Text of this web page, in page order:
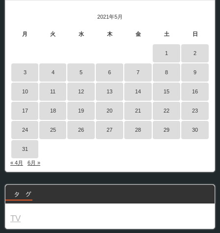
2021年5月
月 火 水 木 金 土 日
1 2
3 4 5 6 7 8 9
10 11 12 13 14 15 16
17 18 19 20 21 22 23
24 25 26 27 28 29 30
31
« 4月 6月 »
タ グ
TV